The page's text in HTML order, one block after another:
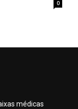
0
médicas